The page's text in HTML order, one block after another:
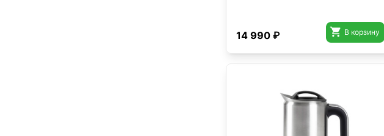
14 990 ₽  В корзину